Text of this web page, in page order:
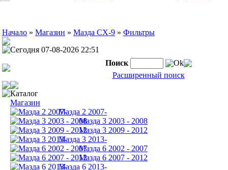
Начало » Магазин » Мазда СХ-9 » Фильтры
Сегодня 07-08-2026 22:51
Поиск
Ok
Расширенный поиск
Каталог
Магазин
Мазда 2 2007-
Мазда 3 2003 - 2008
Мазда 3 2009 - 2012
Мазда 3 2013-
Мазда 6 2002 - 2007
Мазда 6 2007 - 2012
Мазда 6 2013-